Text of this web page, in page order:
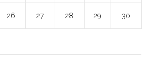
26 27 28 29 30